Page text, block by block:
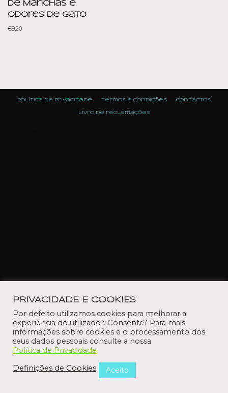
de Manchas e
Odores de Gato
€9,20
Política de Privacidade Termos e condições Contactos
Livro de reclamações
PRIVACIDADE E COOKIES
Por defeito utilizamos cookies para melhorar a
experiência do utilizador. Consente? Para mais
informações sobre cookies e o processamento dos
seus dados pessoais consulte a nossa
Política de Privacidade
Definições de Cookies
Aceito